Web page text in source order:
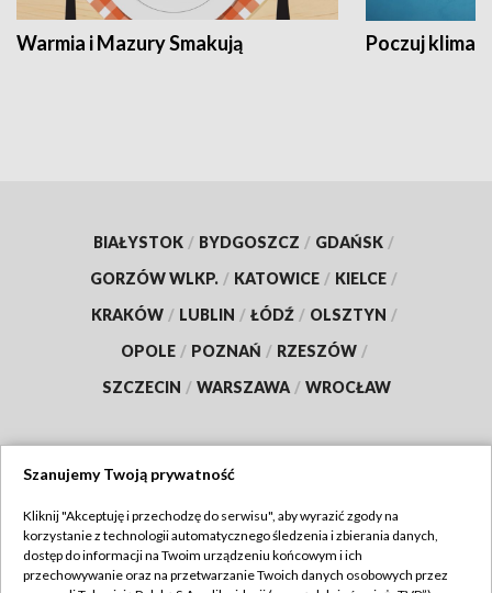
Warmia i Mazury Smakują Poczuj klimat
BIAŁYSTOK / BYDGOSZCZ / GDAŃSK /
GORZÓW WLKP. / KATOWICE / KIELCE /
KRAKÓW / LUBLIN / ŁÓDŹ / OLSZTYN /
OPOLE / POZNAŃ / RZESZÓW /
SZCZECIN / WARSZAWA / WROCŁAW
TVP
Abonament TVP
Regulamin TVP
Szanujemy Twoją prywatność
Kliknij "Akceptuję i przechodzę do serwisu", aby wyrazić zgody na
korzystanie z technologii automatycznego śledzenia i zbierania danych,
dostęp do informacji na Twoim urządzeniu końcowym i ich
przechowywanie oraz na przetwarzanie Twoich danych osobowych przez